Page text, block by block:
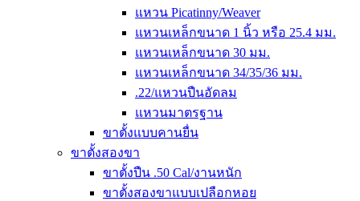
แหวน Picatinny/Weaver
แหวนเหล็กขนาด 1 นิ้ว หรือ 25.4 มม.
แหวนเหล็กขนาด 30 มม.
แหวนเหล็กขนาด 34/35/36 มม.
.22/แหวนปืนอัดลม
แหวนมาตรฐาน
ขาตั้งแบบคานยื่น
ขาตั้งสองขา
ขาตั้งปืน .50 Cal/งานหนัก
ขาตั้งสองขาแบบเปลือกหอย